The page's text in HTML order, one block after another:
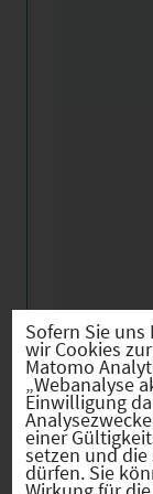
Sofern Sie
wir Cookies
Matomo
„Webanalyse
Einwilligung
einer
setzen und
dürfen. Sie